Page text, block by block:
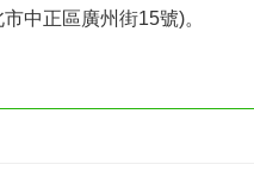
中正區廣州街15號)。